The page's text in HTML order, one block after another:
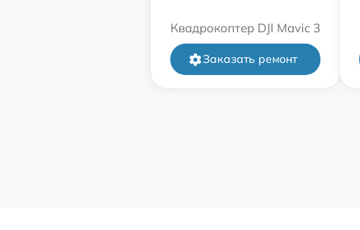
Квадрокоптер DJI Mavic 3
Заказать ремонт